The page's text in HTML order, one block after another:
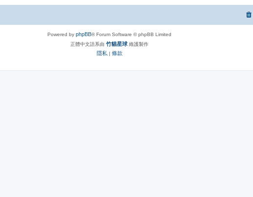
Powered by phpBB® Forum Software © phpBB Limited
正體中文語系由 竹貓星球 維護製作
隱私 | 條款